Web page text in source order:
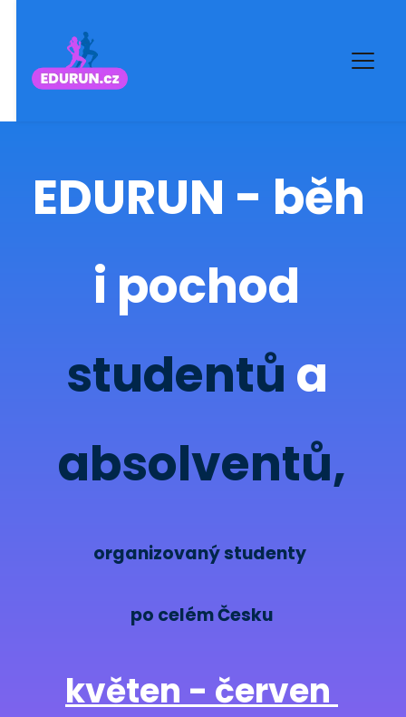
EDURUN - běh
studentů
absolventů,
organizovaný studenty
po celém Česku
květen - červen